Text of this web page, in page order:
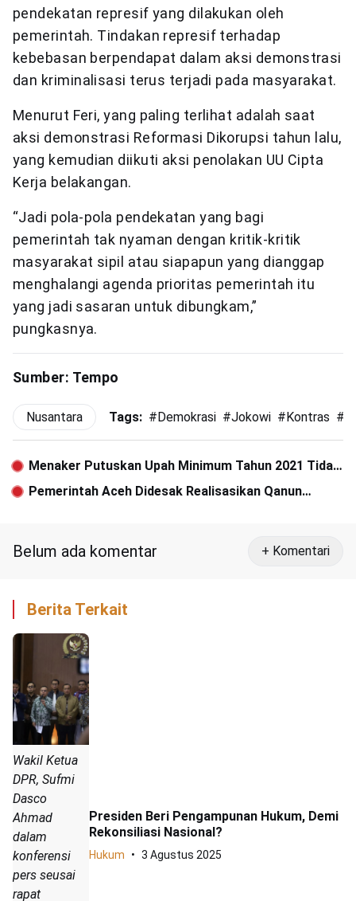
pendekatan represif yang dilakukan oleh
pemerintah. Tindakan represif terhadap
kebebasan berpendapat dalam aksi demonstrasi
dan kriminalisasi terus terjadi pada masyarakat.
Menurut Feri, yang paling terlihat adalah saat
aksi demonstrasi Reformasi Dikorupsi tahun lalu,
yang kemudian diikuti aksi penolakan UU Cipta
Kerja belakangan.
“Jadi pola-pola pendekatan yang bagi
pemerintah tak nyaman dengan kritik-kritik
masyarakat sipil atau siapapun yang dianggap
menghalangi agenda prioritas pemerintah itu
yang jadi sasaran untuk dibungkam,”
pungkasnya.
Sumber: Tempo
Nusantara Tags: #Demokrasi #Jokowi #Kontras #
Menaker Putuskan Upah Minimum Tahun 2021 Tidak
Naik
Pemerintah Aceh Didesak Realisasikan Qanun
Belum ada komentar + Komentari
Berita Terkait
Wakil Ketua
DPR, Sufmi
Dasco
Ahmad
dalam
konferensi
pers seusai
rapat
Presiden Beri Pengampunan Hukum, Demi
Rekonsiliasi Nasional?
Hukum 3 Agustus 2025